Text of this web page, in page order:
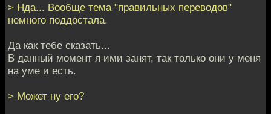
> Нда... Вообще тема "правильных переводов"
немного поддостала.
Да как тебе сказать...
В данный момент я ими занят, так только они у меня
на уме и есть.
> Может ну его?